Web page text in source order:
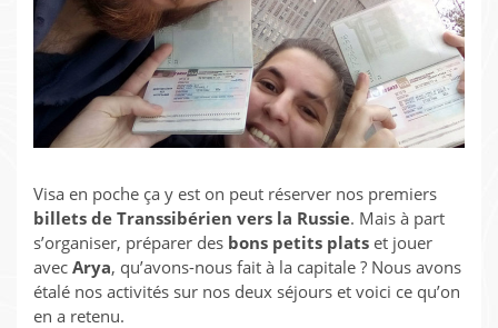
Visa en poche ça y est on peut réserver nos premiers
billets de Transsibérien vers la Russie. Mais à part
s’organiser, préparer des bons petits plats et jouer
avec Arya, qu’avons-nous fait à la capitale ? Nous avons
étalé nos activités sur nos deux séjours et voici ce qu’on
en a retenu.